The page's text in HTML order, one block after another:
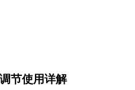
节使用详解